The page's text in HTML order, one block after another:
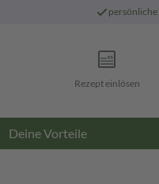
persönliche
Rezept einlösen
Deine Vorteile